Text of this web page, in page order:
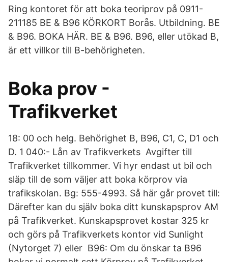
Ring kontoret för att boka teoriprov på 0911-
211185 BE & B96 KÖRKORT Borås. Utbildning. BE
& B96. BOKA HÄR. BE & B96. B96, eller utökad B,
är ett villkor till B-behörigheten.
Boka prov -
Trafikverket
18: 00 och helg. Behörighet B, B96, C1, C, D1 och
D. 1 040:- Lån av Trafikverkets Avgifter till
Trafikverket tillkommer. Vi hyr endast ut bil och
släp till de som väljer att boka körprov via
trafikskolan. Bg: 555-4993. Så här går provet till:
Därefter kan du själv boka ditt kunskapsprov AM
på Trafikverket. Kunskapsprovet kostar 325 kr
och görs på Trafikverkets kontor vid Sunlight
(Nytorget 7) eller B96: Om du önskar ta B96